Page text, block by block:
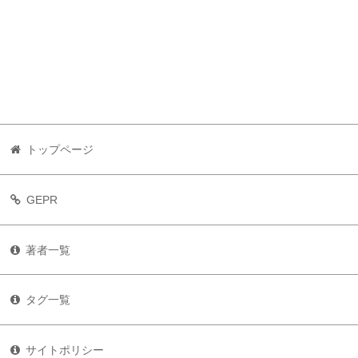
トップページ
GEPR
著者一覧
タグ一覧
サイトポリシー